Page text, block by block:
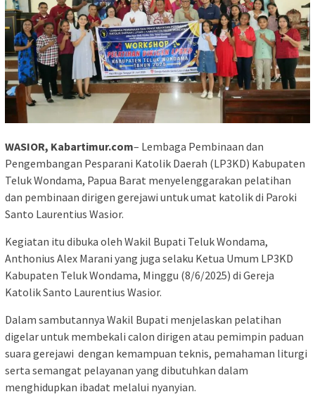
WASIOR, Kabartimur.com– Lembaga Pembinaan dan
Pengembangan Pesparani Katolik Daerah (LP3KD) Kabupaten
Teluk Wondama, Papua Barat menyelenggarakan pelatihan
dan pembinaan dirigen gerejawi untuk umat katolik di Paroki
Santo Laurentius Wasior.
Kegiatan itu dibuka oleh Wakil Bupati Teluk Wondama,
Anthonius Alex Marani yang juga selaku Ketua Umum LP3KD
Kabupaten Teluk Wondama, Minggu (8/6/2025) di Gereja
Katolik Santo Laurentius Wasior.
Dalam sambutannya Wakil Bupati menjelaskan pelatihan
digelar untuk membekali calon dirigen atau pemimpin paduan
suara gerejawi dengan kemampuan teknis, pemahaman liturgi
serta semangat pelayanan yang dibutuhkan dalam
menghidupkan ibadat melalui nyanyian.